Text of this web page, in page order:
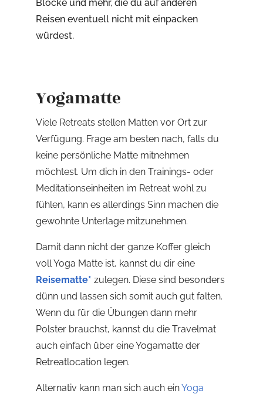
Blöcke und mehr, die du auf anderen
Reisen eventuell nicht mit einpacken
würdest.
Yogamatte
Viele Retreats stellen Matten vor Ort zur
Verfügung. Frage am besten nach, falls du
keine persönliche Matte mitnehmen
möchtest. Um dich in den Trainings- oder
Meditationseinheiten im Retreat wohl zu
fühlen, kann es allerdings Sinn machen die
gewohnte Unterlage mitzunehmen.
Damit dann nicht der ganze Koffer gleich
voll Yoga Matte ist, kannst du dir eine
Reisematte* zulegen. Diese sind besonders
dünn und lassen sich somit auch gut falten.
Wenn du für die Übungen dann mehr
Polster brauchst, kannst du die Travelmat
auch einfach über eine Yogamatte der
Retreatlocation legen.
Alternativ kann man sich auch einYoga